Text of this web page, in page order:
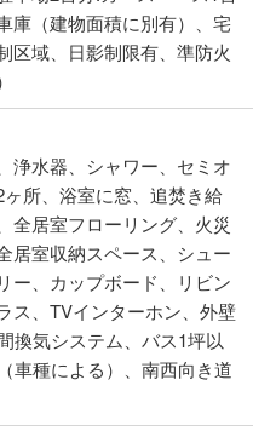
庫（建物面積に別有）、宅
区域、日影制限有、準防火
浄水器、シャワー、セミオ
所、浴室に窓、追焚き給
全居室フローリング、火災
居室収納スペース、シュー
ー、カップボード、リビン
ス、TVインターホン、外壁
換気システム、バス1坪以
車種による）、南西向き道